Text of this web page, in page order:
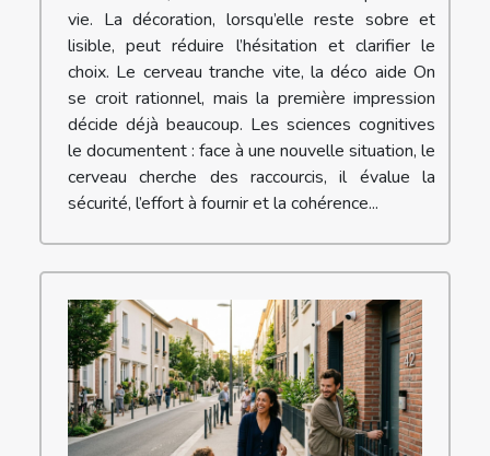
vie. La décoration, lorsqu’elle reste sobre et
lisible, peut réduire l’hésitation et clarifier le
choix. Le cerveau tranche vite, la déco aide On
se croit rationnel, mais la première impression
décide déjà beaucoup. Les sciences cognitives
le documentent : face à une nouvelle situation, le
cerveau cherche des raccourcis, il évalue la
sécurité, l’effort à fournir et la cohérence...